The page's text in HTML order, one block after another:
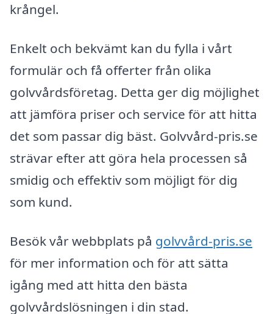
krångel.
Enkelt och bekvämt kan du fylla i vårt
formulär och få offerter från olika
golvvårdsföretag. Detta ger dig möjlighet
att jämföra priser och service för att hitta
det som passar dig bäst. Golvvård-pris.se
strävar efter att göra hela processen så
smidig och effektiv som möjligt för dig
som kund.
Besök vår webbplats på golvvård-pris.se
för mer information och för att sätta
igång med att hitta den bästa
golvvårdslösningen i din stad.